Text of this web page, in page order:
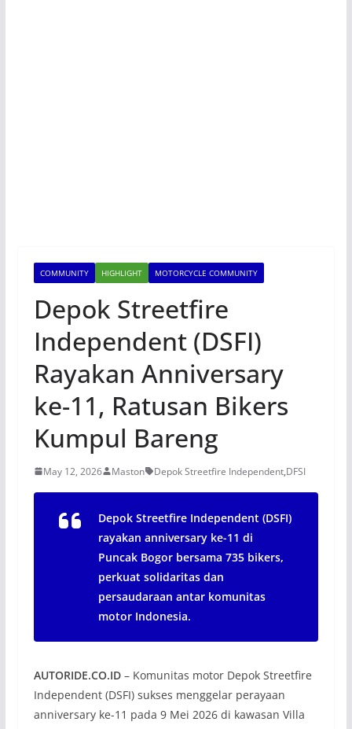
COMMUNITY HIGHLIGHT MOTORCYCLE COMMUNITY
Depok Streetfire
Independent (DSFI)
Rayakan Anniversary
ke-11, Ratusan Bikers
Kumpul Bareng
May 12, 2026 Maston Depok Streetfire Independent,DFSI
Depok Streetfire Independent (DSFI)
rayakan anniversary ke-11 di
Puncak Bogor bersama 735 bikers,
perkuat solidaritas dan
persaudaraan antar komunitas
motor Indonesia.
AUTORIDE.CO.ID– Komunitas motor Depok Streetfire
Independent (DSFI) sukses menggelar perayaan
anniversary ke-11 pada 9 Mei 2026 di kawasan Villa